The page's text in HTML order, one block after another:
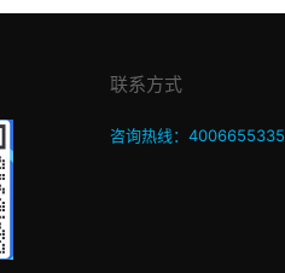
联系方式
咨询热线：4006655335